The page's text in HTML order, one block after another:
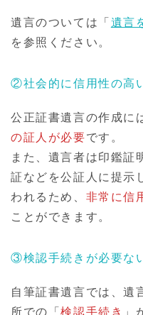
遺言のついては「 遺言
を参照ください。
②社会的に信用性の高
公正証書遺言の作成に
の証人が必要です。
また、遺言者は印鑑証
証などを公証人に提示
われるため、 非常に信
ことができます。
③検認手続きが必要な
自筆証書遺言では、遺
所での「検認手続き 」